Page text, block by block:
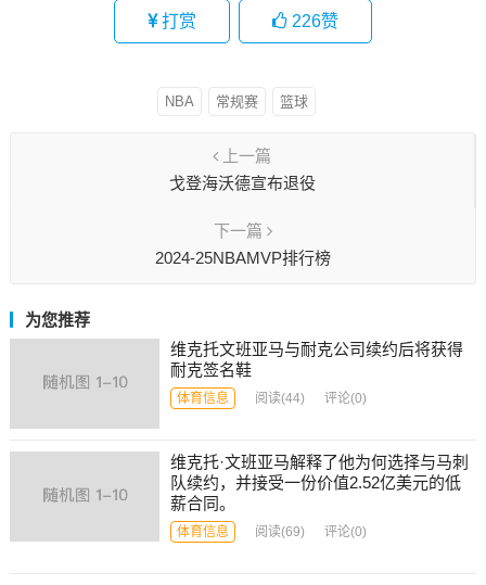
打赏 226赞
NBA 常规赛 篮球
上一篇
戈登海沃德宣布退役
下一篇
2024-25NBAMVP排行榜
为您推荐
维克托文班亚马与耐克公司续约后将获得
耐克签名鞋
体育信息 阅读(44) 评论(0)
维克托·文班亚马解释了他为何选择与马刺
队续约，并接受一份价值2.52亿美元的低
薪合同。
体育信息 阅读(69) 评论(0)